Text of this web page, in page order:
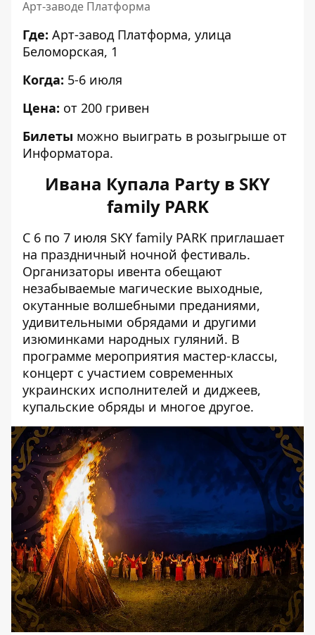
Арт-заводе Платформа
Где: Арт-завод Платформа, улица
Беломорская, 1
Когда: 5-6 июля
Цена: от 200 гривен
Билеты можно выиграть в розыгрыше от
Информатора.
Ивана Купала Party в SKY
family PARK
С 6 по 7 июля SKY family PARK приглашает
на праздничный ночной фестиваль.
Организаторы ивента обещают
незабываемые магические выходные,
окутанные волшебными преданиями,
удивительными обрядами и другими
изюминками народных гуляний. В
программе мероприятия мастер-классы,
концерт с участием современных
украинских исполнителей и диджеев,
купальские обряды и многое другое.